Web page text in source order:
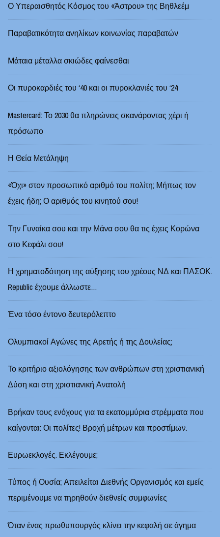
Ο Υπεραισθητός Κόσμος του «Άστρου» της Βηθλεέμ
Παραβατικότητα ανηλίκων κοινωνίας παραβατών
Μάταια μέταλλα σκιώδες φαίνεσθαι
Οι πυροκαρδιές του ‘40 και οι πυροκλανιές του ‘24
Mastercard: Το 2030 θα πληρώνεις σκανάροντας χέρι ή
πρόσωπο
Η Θεία Μετάληψη
«Όχι» στον προσωπικό αριθμό του πολίτη; Μήπως τον
έχεις ήδη; Ο αριθμός του κινητού σου!
Την Γυναίκα σου και την Μάνα σου θα τις έχεις Κορώνα
στο Κεφάλι σου!
Η χρηματοδότηση της αύξησης του χρέους ΝΔ και ΠΑΣΟΚ.
Republic έχουμε άλλωστε…
Ένα τόσο έντονο δευτερόλεπτο
Ολυμπιακοί Αγώνες της Αρετής ή της Δουλείας;
Το κριτήριο αξιολόγησης των ανθρώπων στη χριστιανική
Δύση και στη χριστιανική Ανατολή
Βρήκαν τους ενόχους για τα εκατομμύρια στρέμματα που
καίγονται: Οι πολίτες! Βροχή μέτρων και προστίμων.
Ευρωεκλογές. Εκλέγουμε;
Τύπος ή Ουσία; Απειλείται Διεθνής Οργανισμός και εμείς
περιμένουμε να τηρηθούν διεθνείς συμφωνίες
Όταν ένας πρωθυπουργός κλίνει την κεφαλή σε άγημα